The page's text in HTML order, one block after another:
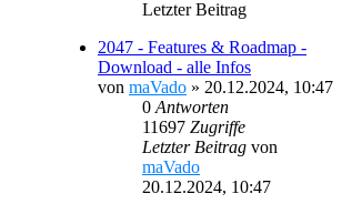
Letzter Beitrag
2047 - Features & Roadmap -
Download - alle Infos
von maVado » 20.12.2024, 10:47
0 Antworten
11697 Zugriffe
Letzter Beitrag von
maVado
20.12.2024, 10:47